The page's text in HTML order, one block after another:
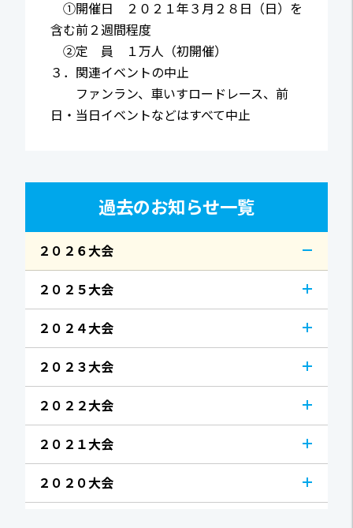
①開催日 ２０２１年３月２８日（日）を
含む前２週間程度
②定 員 １万人（初開催）
３．関連イベントの中止
ファンラン、車いすロードレース、前
日・当日イベントなどはすべて中止
過去のお知らせ一覧
２０２６大会
２０２５大会
２０２４大会
２０２３大会
２０２２大会
２０２１大会
２０２０大会